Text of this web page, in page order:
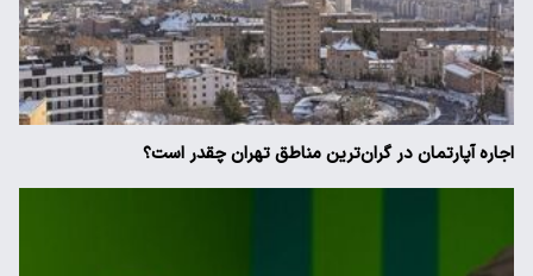
اجاره آپارتمان در گران‌ترین مناطق تهران چقدر است؟